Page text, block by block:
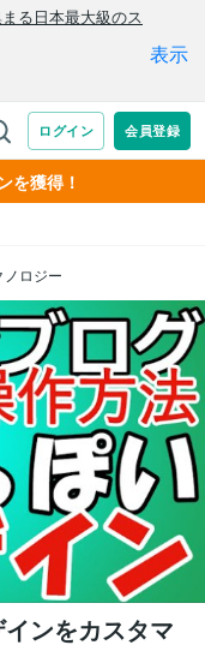
を獲得！
ノロジー
ンをカスタマ